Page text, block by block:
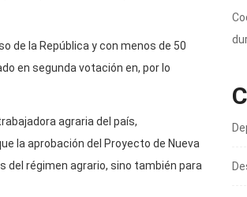
de la República y con menos de 50
en segunda votación en, por lo
agraria del país,
la aprobación del Proyecto de Nueva
del régimen agrario, sino también para